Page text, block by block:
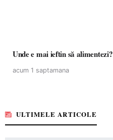
Unde e mai ieftin să alimentezi?
acum 1 saptamana
ULTIMELE ARTICOLE